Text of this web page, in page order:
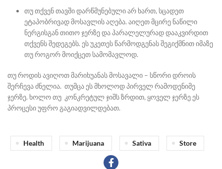
თუ თქვენ თავში დარწმუნებული არ ხართ, სცადეთ
ეტაპობრივად მოსავლის აღება. აიღეთ მცირე ნაწილი
ნერგისგან თითო ჯერზე და პარალელურად დააკვირდით
თქვენს შედეგებს. ეს უკეთეს წარმოდგენას შეგიქმნით იმაზე
თუ როგორ მოიქცეთ სამომავლოდ.
თუ როდის ავიღოთ მარიხუანას მოსავალი – სწორი დროის
შერჩევა ძნელია. თუმცა ეს მხოლოდ პირველ რამოდენიმე
ჯერზე. ხოლო თუ კონკრეტულ ჯიშს ზრდით, ყოველ ჯერზე ეს
პროცესი უფრო გაგიადვილდებათ.
Health Marijuana Sativa Store